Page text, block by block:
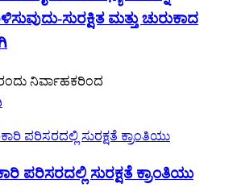
ಸುರಕ್ಷಿತ ಮತ್ತು ಚುರುಕಾದ
ರಂದು ನಿರ್ವಾಹಕರಿಂದ
ಪರಿಸರದಲ್ಲಿ ಸುರಕ್ಷತೆ ಕ್ರಾಂತಿಯು